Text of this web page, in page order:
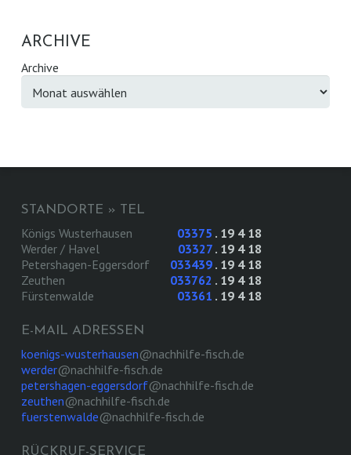
ARCHIVE
Archive
STANDORTE » TEL
Königs Wusterhausen 03375 . 19 4 18
Werder / Havel
03327. 19 4 18
Petershagen-Eggersdorf
033439. 19 4 18
Zeuthen
033762 . 19 4 18
Fürstenwalde
03361 . 19 4 18
E-MAIL ADRESSEN
koenigs-wusterhausen@nachhilfe-fisch.de
werder@nachhilfe-fisch.de
petershagen-eggersdorf@nachhilfe-fisch.de
zeuthen@nachhilfe-fisch.de
fuerstenwalde@nachhilfe-fisch.de
RÜCKRUF-SERVICE